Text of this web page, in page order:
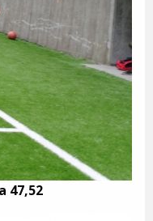
47,52